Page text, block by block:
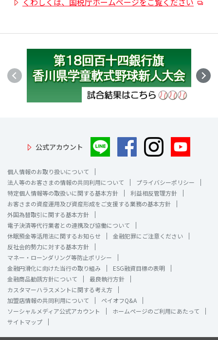
公式アカウント
個人情報のお取り扱いについて
法人等のお客さまの情報の共同利用について
プライバシーポリシー
特定個人情報等の取扱いに関する基本方針
利益相反管理方針
お客さまの資産運用及び資産形成をご支援する業務の基本方針
外国為替取引に関する基本方針
電子決済等代行業者との連携及び協働について
休眠預金等活用法に関するお知らせ
金融犯罪にご注意ください
反社会的勢力に対する基本方針
マネー・ローンダリング等防止ポリシー
金融円滑化に向けた当行の取り組み
ESG融資目標の表明
金融商品勧誘方針について
最良執行方針
カスタマーハラスメントに関する考え方
加盟店情報の共同利用について
ペイオフQ&A
ソーシャルメディア公式アカウント
ホームページのご利用にあたって
サイトマップ